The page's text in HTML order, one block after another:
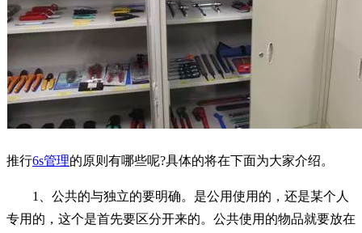
推行6s管理的原则有哪些呢?具体的将在下面为大家介绍。
1、公共的与独立的要明确。是公用使用的，还是某个人
专用的，这个是首先要区分开来的。公共使用的物品就要放在